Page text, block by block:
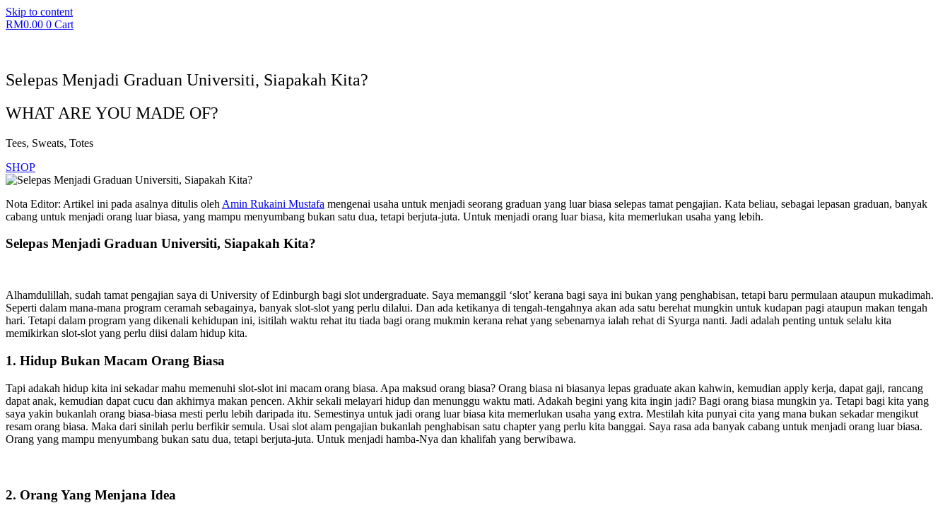
Skip to content
RM0.00 0 Cart
Selepas Menjadi Graduan Universiti, Siapakah Kita?
WHAT ARE YOU MADE OF?
Tees, Sweats, Totes
SHOP
Nota Editor: Artikel ini pada asalnya ditulis oleh Amin Rukaini Mustafa mengenai usaha untuk menjadi seorang graduan yang luar biasa selepas tamat pengajian. Kata beliau, sebagai lepasan graduan, banyak
cabang untuk menjadi orang luar biasa, yang mampu menyumbang bukan satu dua, tetapi berjuta-juta. Untuk menjadi orang luar biasa, kita memerlukan usaha yang lebih.
Selepas Menjadi Graduan Universiti, Siapakah Kita?
Alhamdulillah, sudah tamat pengajian saya di University of Edinburgh bagi slot undergraduate. Saya memanggil ‘slot’ kerana bagi saya ini bukan yang penghabisan, tetapi baru permulaan ataupun mukadimah.
Seperti dalam mana-mana program ceramah sebagainya, banyak slot-slot yang perlu dilalui. Dan ada ketikanya di tengah-tengahnya akan ada satu berehat mungkin untuk kudapan pagi ataupun makan tengah
hari. Tetapi dalam program yang dikenali kehidupan ini, isitilah waktu rehat itu tiada bagi orang mukmin kerana rehat yang sebenarnya ialah rehat di Syurga nanti. Jadi adalah penting untuk selalu kita
memikirkan slot-slot yang perlu diisi dalam hidup kita.
1. Hidup Bukan Macam Orang Biasa
Tapi adakah hidup kita ini sekadar mahu memenuhi slot-slot ini macam orang biasa. Apa maksud orang biasa? Orang biasa ni biasanya lepas graduate akan kahwin, kemudian apply kerja, dapat gaji, rancang
dapat anak, kemudian dapat cucu dan akhirnya makan pencen. Akhir sekali melayari hidup dan menunggu waktu mati. Adakah begini yang kita ingin jadi? Bagi orang biasa mungkin ya. Tetapi bagi kita yang
saya yakin bukanlah orang biasa-biasa mesti perlu lebih daripada itu. Semestinya untuk jadi orang luar biasa kita memerlukan usaha yang extra. Mestilah kita punyai cita yang mana bukan sekadar mengikut
resam orang biasa. Maka dari sinilah perlu berfikir semula. Usai slot alam pengajian bukanlah penghabisan satu chapter yang perlu kita banggai. Saya rasa ada banyak cabang untuk menjadi orang luar biasa.
Orang yang mampu menyumbang bukan satu dua, tetapi berjuta-juta. Untuk menjadi hamba-Nya dan khalifah yang berwibawa.
2. Orang Yang Menjana Idea